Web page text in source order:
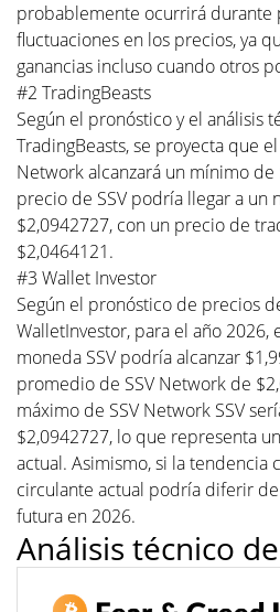
probablemente ocurrirá durante
fluctuaciones en los precios, ya
ganancias incluso cuando otros
#2 TradingBeasts
Según el pronóstico y el análisis
TradingBeasts, se proyecta que
Network alcanzará un mínimo
precio de SSV podría llegar a un
$2,0942727, con un precio de
$2,0464121.
#3 Wallet Investor
Según el pronóstico de precios
WalletInvestor, para el año
moneda SSV podría alcanzar
promedio de SSV Network de
máximo de SSV Network SSV
$2,0942727, lo que representa
actual. Asimismo, si la tendencia
circulante actual podría diferir
futura en 2026.
Análisis técnico